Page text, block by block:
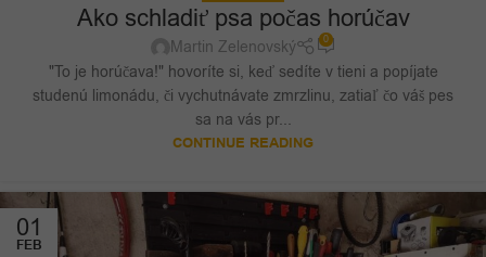
Ako schladiť psa počas horúčav
Martin Zelenovský 0
"To je horúčava!" hovoríte si, keď sedíte v tieni a popíjate
studenú limonádu, či vychutnávate zmrzlinu, zatiaľ čo váš pes
sa na vás pr...
CONTINUE READING
01
FEB